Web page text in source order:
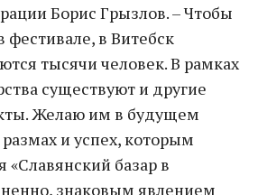
Борис Грызлов. – Чтобы
фестивале, в Витебск
тысячи человек. В рамках
существуют и другие
Желаю им в будущем
и успех, которым
«Славянский базар в
знаковым явлением